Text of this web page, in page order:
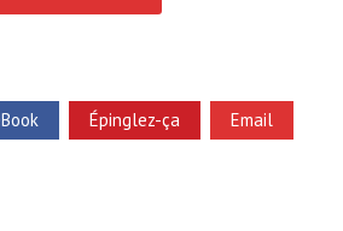
Épinglez-ça Email